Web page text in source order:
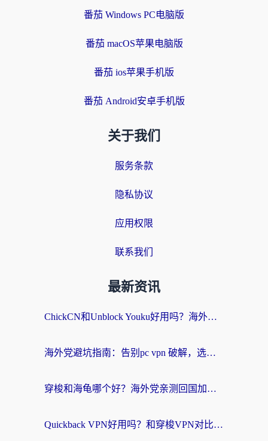
番茄 Windows PC电脑版
番茄 macOS苹果电脑版
番茄 ios苹果手机版
番茄 Android安卓手机版
关于我们
服务条款
隐私协议
应用权限
联系我们
最新资讯
ChickCN和Unblock Youku好用吗？海外党亲测3款回国加速器，附iOS免费选择指南
海外党避坑指南：告别pc vpn 破解，选对回国加速器轻松访问国内资源
穿梭和海龟哪个好？海外党亲测回国加速器，附电脑免费VPN推荐
Quickback VPN好用吗？和穿梭VPN对比哪个回国效果更好？海外党必看的真实测评与选择指南